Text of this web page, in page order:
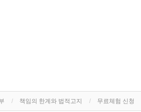
책임의 한계와 법적고지 무료체험 신청